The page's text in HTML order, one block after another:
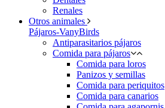
Renales
Otros animales
Pájaros-VanyBirds
Antiparasitarios pájaros
Comida para pájaros
Comida para loros
Panizos y semillas
Comida para periquitos
Comida para canarios